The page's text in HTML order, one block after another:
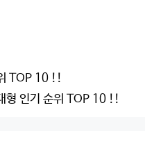
TOP 10 !!
형 인기 순위 TOP 10 !!